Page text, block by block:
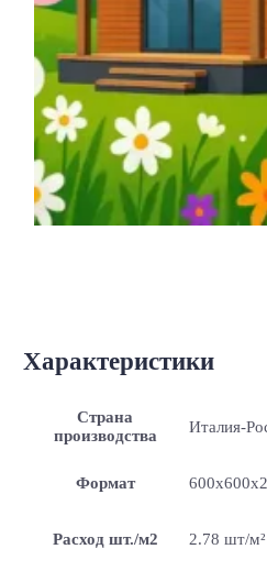
Характеристики
Страна
производства
Италия-
Формат
Расход шт./м2 2.78 шт/м²